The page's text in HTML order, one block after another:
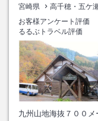
宮崎県 高千穂・五ケ
お客様アンケート評価
るるぶトラベル評価
九州山地海抜７００